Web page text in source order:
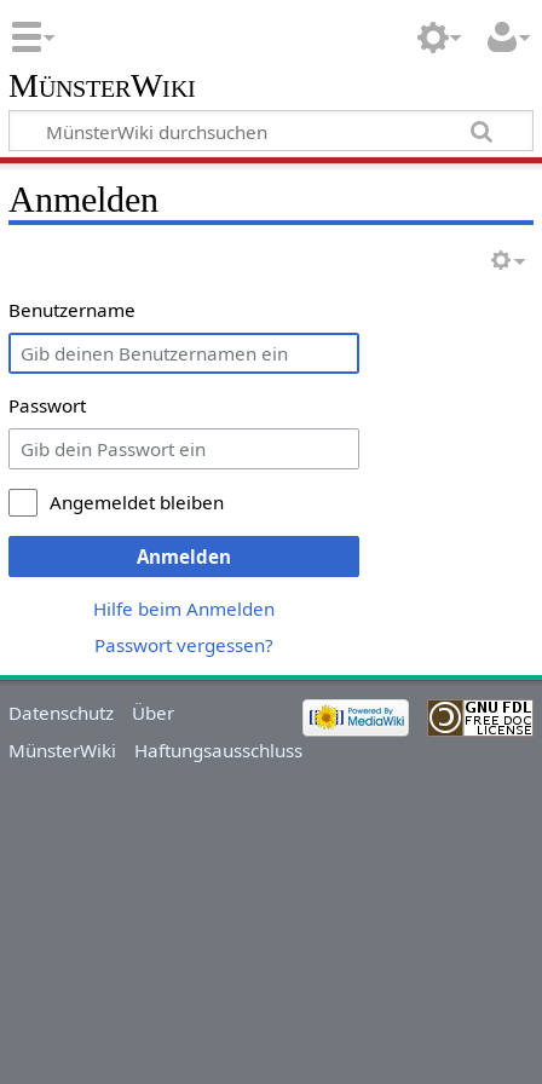
MünsterWiki
Anmelden
Benutzername
Passwort
Angemeldet bleiben
Anmelden
Hilfe beim Anmelden
Passwort vergessen?
Datenschutz
Über
MünsterWiki
Haftungsausschluss